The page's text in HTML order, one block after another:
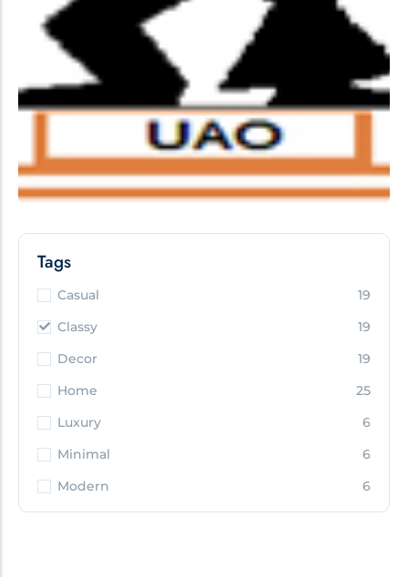
Tags
Casual
19
Classy
19
Decor
19
Home
25
Luxury
6
Minimal
6
Modern
6